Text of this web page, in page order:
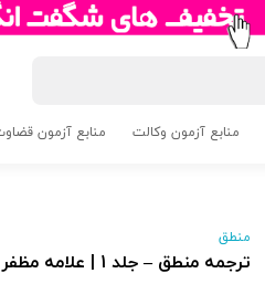
منابع آزمون وکالت منابع آزمون
منطق
ترجمه منطق – جلد 1 | علامه مظفر و دکتر شیروانی